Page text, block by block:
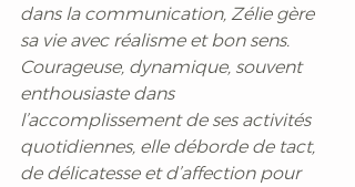
dans la communication, Zélie gère
sa vie avec réalisme et bon sens.
Courageuse, dynamique, souvent
enthousiaste dans
l’accomplissement de ses activités
quotidiennes, elle déborde de tact,
de délicatesse et d’affection pour